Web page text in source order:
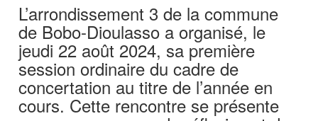
L’arrondissement 3 de la commune
de Bobo-Dioulasso a organisé, le
jeudi 22 août 2024, sa première
session ordinaire du cadre de
concertation au titre de l’année en
cours. Cette rencontre se présente